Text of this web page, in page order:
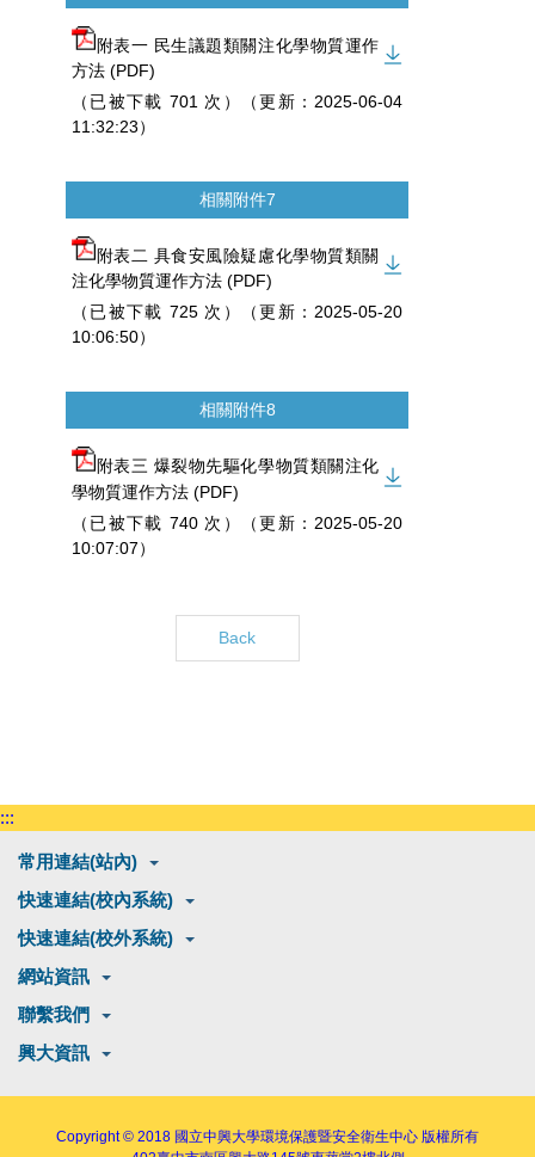
附表一 民生議題類關注化學物質運作
方法 (PDF)
（已被下載 701 次）（更新：2025-06-04
11:32:23）
相關附件7
附表二 具食安風險疑慮化學物質類關
注化學物質運作方法 (PDF)
（已被下載 725 次）（更新：2025-05-20
10:06:50）
相關附件8
附表三 爆裂物先驅化學物質類關注化
學物質運作方法 (PDF)
（已被下載 740 次）（更新：2025-05-20
10:07:07）
Back
:::
常用連結(站內)
快速連結(校內系統)
快速連結(校外系統)
網站資訊
聯繫我們
興大資訊
Copyright © 2018 國立中興大學環境保護暨安全衛生中心 版權所有